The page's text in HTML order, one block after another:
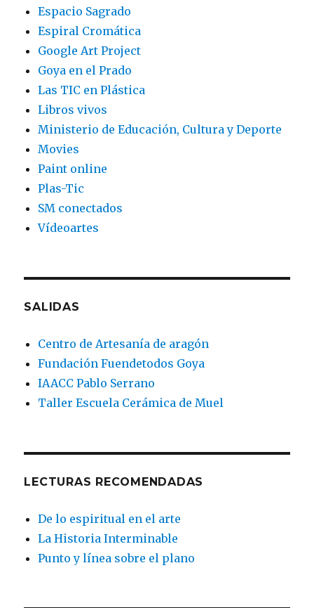
Espacio Sagrado
Espiral Cromática
Google Art Project
Goya en el Prado
Las TIC en Plástica
Libros vivos
Ministerio de Educación, Cultura y Deporte
Movies
Paint online
Plas-Tic
SM conectados
Vídeoartes
SALIDAS
Centro de Artesanía de aragón
Fundación Fuendetodos Goya
IAACC Pablo Serrano
Taller Escuela Cerámica de Muel
LECTURAS RECOMENDADAS
De lo espiritual en el arte
La Historia Interminable
Punto y línea sobre el plano